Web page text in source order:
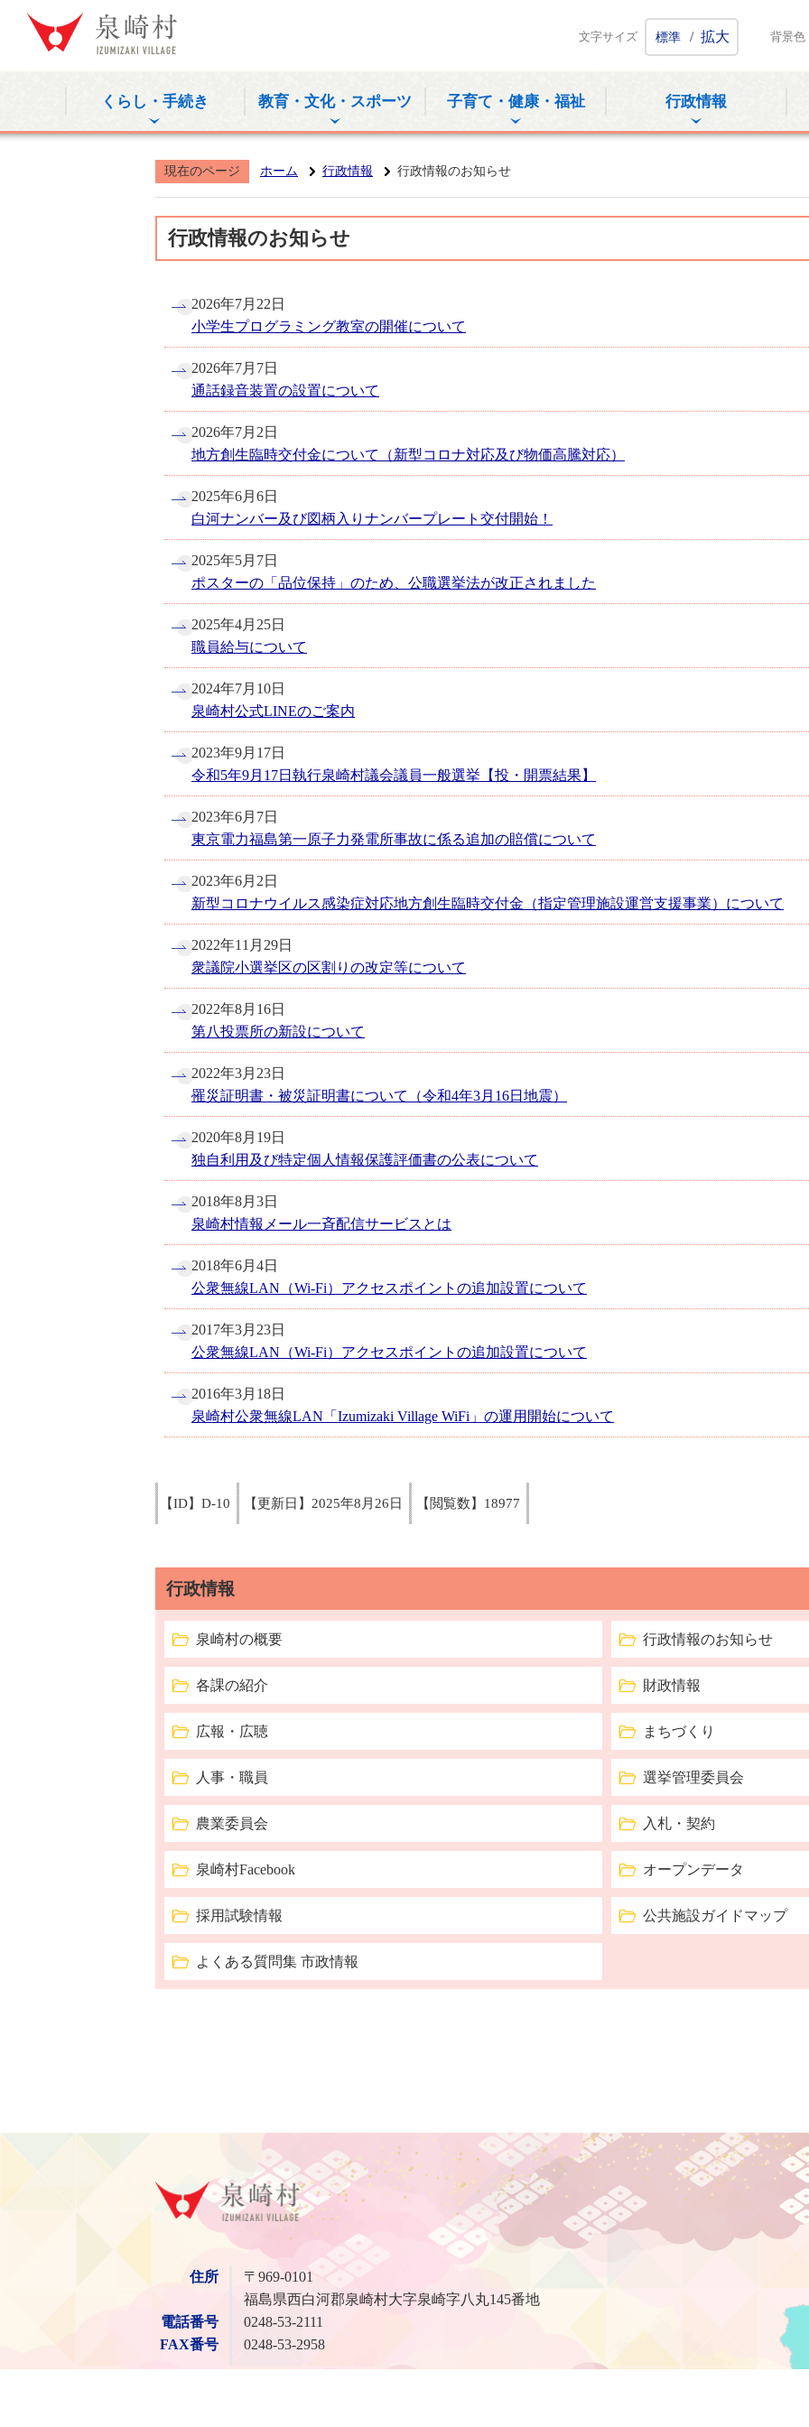
文字サイズ 標準 / 拡大 背景色
くらし・手続き 教育・文化・スポーツ 子育て・健康・福祉 行政情報
現在のページ ホーム 行政情報 行政情報のお知らせ
行政情報のお知らせ
2026年7月22日
小学生プログラミング教室の開催について
2026年7月7日
通話録音装置の設置について
2026年7月2日
地方創生臨時交付金について（新型コロナ対応及び物価高騰対応）
2025年6月6日
白河ナンバー及び図柄入りナンバープレート交付開始！
2025年5月7日
ポスターの「品位保持」のため、公職選挙法が改正されました
2025年4月25日
職員給与について
2024年7月10日
泉崎村公式LINEのご案内
2023年9月17日
令和5年9月17日執行泉崎村議会議員一般選挙【投・開票結果】
2023年6月7日
東京電力福島第一原子力発電所事故に係る追加の賠償について
2023年6月2日
新型コロナウイルス感染症対応地方創生臨時交付金（指定管理施設運営支援事業）について
2022年11月29日
衆議院小選挙区の区割りの改定等について
2022年8月16日
第八投票所の新設について
2022年3月23日
罹災証明書・被災証明書について（令和4年3月16日地震）
2020年8月19日
独自利用及び特定個人情報保護評価書の公表について
2018年8月3日
泉崎村情報メール一斉配信サービスとは
2018年6月4日
公衆無線LAN（Wi-Fi）アクセスポイントの追加設置について
2017年3月23日
公衆無線LAN（Wi-Fi）アクセスポイントの追加設置について
2016年3月18日
泉崎村公衆無線LAN「Izumizaki Village WiFi」の運用開始について
【ID】 D-10 【更新日】 2025年8月26日 【閲覧数】 18977
行政情報
泉崎村の概要 行政情報のお知らせ
各課の紹介 財政情報
広報・広聴 まちづくり
人事・職員 選挙管理委員会
農業委員会 入札・契約
泉崎村Facebook オープンデータ
採用試験情報 公共施設ガイドマップ
よくある質問集 市政情報
泉崎村
住所
〒969-0101
福島県西白河郡泉崎村大字泉崎字八丸145番地
電話番号
0248-53-2111
FAX番号
0248-53-2958